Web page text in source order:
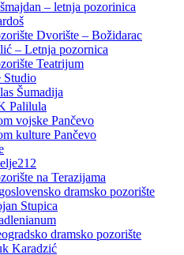
– letnja pozorinica
Dvorište – Božidarac
– Letnja pozornica
Teatrijum
Studio
Šumadija
Palilula
vojske Pančevo
kulture Pančevo
na Terazijama
dramsko pozorište
Stupica
dramsko pozorište
Karadzić